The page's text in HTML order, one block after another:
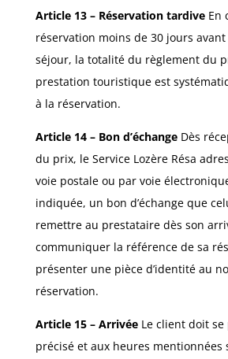
Article 13 – Réservation tardive En
réservation moins de 30 jours
séjour, la totalité du règlement du
prestation touristique est
à la réservation.
Article 14 – Bon d’échange Dès
du prix, le Service Lozère Résa
voie postale ou par voie
indiquée, un bon d’échange que
remettre au prestataire dès son
communiquer la référence de sa
présenter une pièce d’identité au
réservation.
Article 15 – Arrivée Le client doit
précisé et aux heures mentionnées